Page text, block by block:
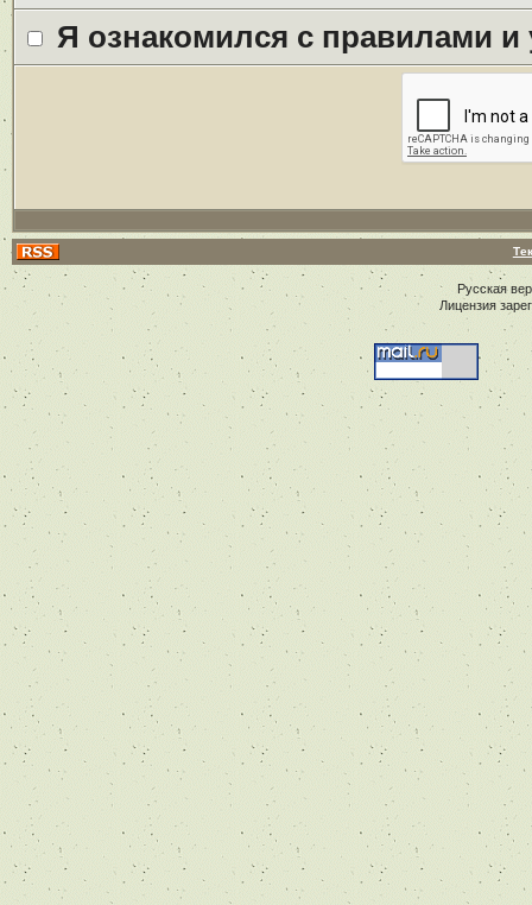
Я ознакомился с правилами
Русская
Лицензия